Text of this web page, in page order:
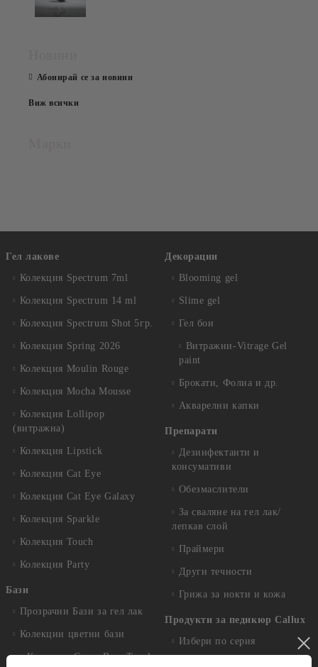
Абонирай се за новини
Виж всички
Гел лакове
Колекция Spectrum 7ml
Колекция Spectrum 14 ml
Колекция Spectrum Shot 5гр.
Колекция Spring 2026
Колекция Moulin Rouge
Колекция Mocha Mousse
Колекция Lollipop
(витражна)
Колекция Lipstick
Колекция Cat Eye
Колекция Cat Eye Galaxy
Колекция Sparkle
Колекция Touch
Колекция Party
Бази
Прозрачни Бази за гел лак
Колекции цветни бази
Колекция Cover Base Tonal
Декорации
Blooming gel
Slime gel
Гел бои
Витражни-Vitrage Gel
paint
Брокати, Фолиа и др.
Акварелни капки
Препарати
Дезинфектанти и
консумативи
Обезмаслители
За сваляне на гел лак/
лепкав слой
Праймери
Други течности
Грижа за нокти и кожа
Продукти за педикюр Callux
Избери по серия